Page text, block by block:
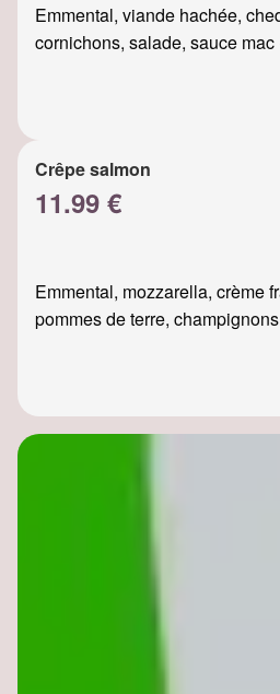
Emmental, viande hachée,
cornichons, salade, sauce
Crêpe salmon
11.99 €
Emmental, mozzarella, crème
pommes de terre,